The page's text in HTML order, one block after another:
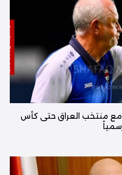
مع منتخب العراق حتى كأس